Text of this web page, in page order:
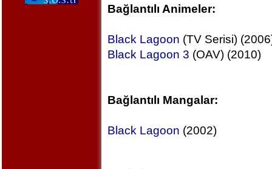
Bağlantılı Animeler:
Black Lagoon (TV Serisi)
Black Lagoon 3 (OAV) (2010)
Bağlantılı Mangalar:
Black Lagoon (2002)